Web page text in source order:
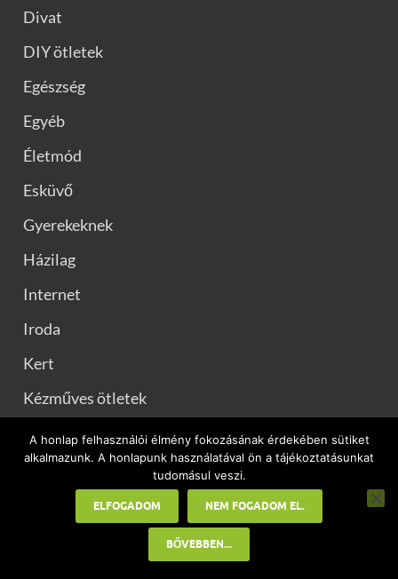
Divat
DIY ötletek
Egészség
Egyéb
Életmód
Esküvő
Gyerekeknek
Házilag
Internet
Iroda
Kert
Kézműves ötletek
Konyhai praktikák
Kutya
A honlap felhasználói élmény fokozásának érdekében sütiket
alkalmazunk. A honlapunk használatával ön a tájékoztatásunkat
tudomásul veszi.
ELFOGADOM NEM FOGADOM EL.
BŐVEBBEN...